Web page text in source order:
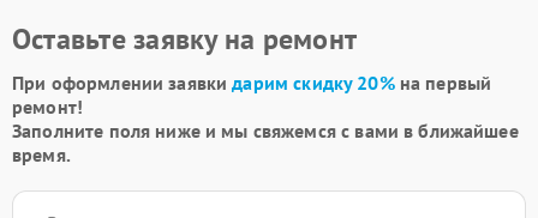
Оставьте заявку на ремонт
При оформлении заявкидарим скидку 20%на первый
ремонт!
Заполните поля ниже и мы свяжемся с вами в ближайшее
время.